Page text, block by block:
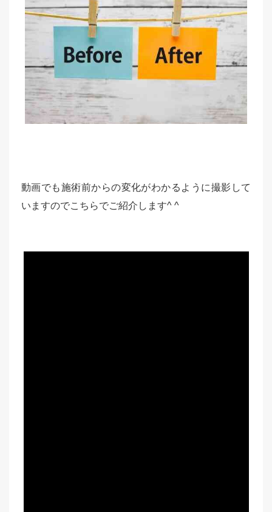
動画でも施術前からの変化がわかるように撮影して
いますのでこちらでご紹介します^ ^